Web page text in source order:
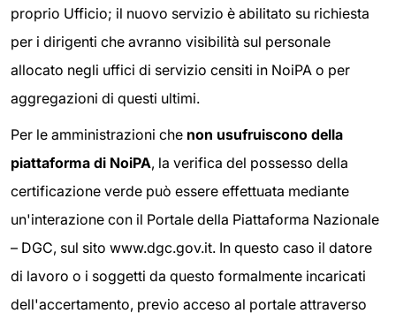
proprio Ufficio; il nuovo servizio è abilitato su richiesta
per i dirigenti che avranno visibilità sul personale
allocato negli uffici di servizio censiti in NoiPA o per
aggregazioni di questi ultimi.
Per le amministrazioni che non usufruiscono della
piattaforma di NoiPA, la verifica del possesso della
certificazione verde può essere effettuata mediante
un'interazione con il Portale della Piattaforma Nazionale
– DGC, sul sito www.dgc.gov.it. In questo caso il datore
di lavoro o i soggetti da questo formalmente incaricati
dell'accertamento, previo acceso al portale attraverso